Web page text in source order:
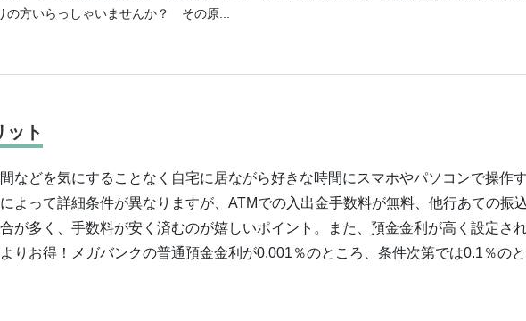
の方いらっしゃいませんか？ その原...
ット
などを気にすることなく自宅に居ながら好きな時間にスマホやパソコンで操作
よって詳細条件が異なりますが、ATMでの入出金手数料が無料、他行あての振
が多く、手数料が安く済むのが嬉しいポイント。また、預金金利が高く設定さ
りお得！メガバンクの普通預金金利が0.001％のところ、条件次第では0.1％の